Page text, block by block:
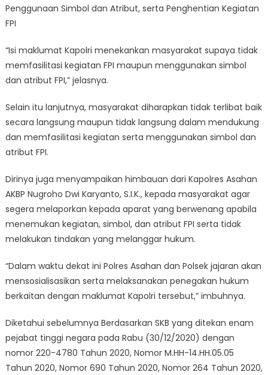
Penggunaan Simbol dan Atribut, serta Penghentian Kegiatan
FPI
“Isi maklumat Kapolri menekankan masyarakat supaya tidak
memfasilitasi kegiatan FPI maupun menggunakan simbol
dan atribut FPI,” jelasnya.
Selain itu lanjutnya, masyarakat diharapkan tidak terlibat baik
secara langsung maupun tidak langsung dalam mendukung
dan memfasilitasi kegiatan serta menggunakan simbol dan
atribut FPI.
Dirinya juga menyampaikan himbauan dari Kapolres Asahan
AKBP Nugroho Dwi Karyanto, S.I.K., kepada masyarakat agar
segera melaporkan kepada aparat yang berwenang apabila
menemukan kegiatan, simbol, dan atribut FPI serta tidak
melakukan tindakan yang melanggar hukum.
“Dalam waktu dekat ini Polres Asahan dan Polsek jajaran akan
mensosialisasikan serta melaksanakan penegakan hukum
berkaitan dengan maklumat Kapolri tersebut,” imbuhnya.
Diketahui sebelumnya Berdasarkan SKB yang ditekan enam
pejabat tinggi negara pada Rabu (30/12/2020) dengan
nomor 220-4780 Tahun 2020, Nomor M.HH-14.HH.05.05
Tahun 2020, Nomor 690 Tahun 2020, Nomor 264 Tahun 2020,